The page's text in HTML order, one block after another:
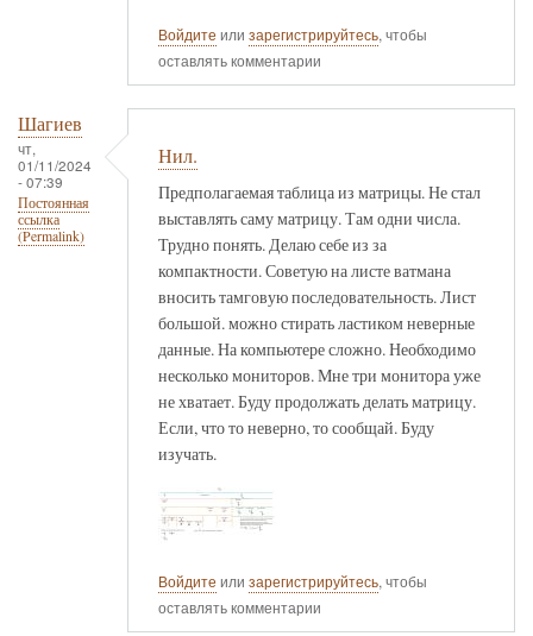
Войдите или зарегистрируйтесь, чтобы
оставлять комментарии
Шагиев
чт,
01/11/2024
- 07:39
Постоянная
ссылка
(Permalink)
Нил.
Предполагаемая таблица из матрицы. Не стал
выставлять саму матрицу. Там одни числа.
Трудно понять. Делаю себе из за
компактности. Советую на листе ватмана
вносить тамговую последовательность. Лист
большой. можно стирать ластиком неверные
данные. На компьютере сложно. Необходимо
несколько мониторов. Мне три монитора уже
не хватает. Буду продолжать делать матрицу.
Если, что то неверно, то сообщай. Буду
изучать.
Войдите или зарегистрируйтесь, чтобы
оставлять комментарии